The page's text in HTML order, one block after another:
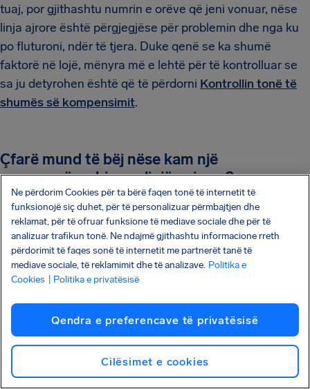
tuaj, por gjithashtu numrin e orëve që jeni vonuar, nëse
linja ajrore është përgjegjëse për problemin dhe nga ku
po fluturoni, ndër të tjera. Duke qenë se ka shumë
faktorë në lojë, mënyra më e lehtë për të kontrolluar se
sa ju detyrohen është që të përdorni Kontrollin tonë të
shumës së kompensimit.
Çfarë mund të bëj nëse kam një
mosmarrëveshje me linjën ajrore?
Nëse keni një mosmarrëveshje, ka disa mundësi të
disponueshme për ju: Për mosmarrëveshjet e
kompensimit, ju mund të kërkoni kompensim
drejtpërdrejt me linjën ajrore ose të filloni një kërkesë
kompensimi me AirHelp. Nëse ata e refuzojnë
padrejtësisht kërkesën tuaj, mund të kontaktoni AirHelp
për të parë nëse keni të drejtë, pasi ne kemi sisteme të
dhënash të pavarura të ndara nga linja ajrore. Në raste
më të vështira, mund të na nevojitet t’ua japim rastin
ekspertëve tanë ligjorë. Për mosmarrëveshjet e
Ne përdorim Cookies për ta bërë faqen tonë të internetit të
funksionojë siç duhet, për të personalizuar përmbajtjen dhe
reklamat, për të ofruar funksione të mediave sociale dhe për të
analizuar trafikun tonë. Ne ndajmë gjithashtu informacione rreth
përdorimit të faqes sonë të internetit me partnerët tanë të
mediave sociale, të reklamimit dhe të analizave. Politika e
Cookies
| Politika e privatësisë
Qendra e preferencave të privatësisë
Cilësimet e cookies